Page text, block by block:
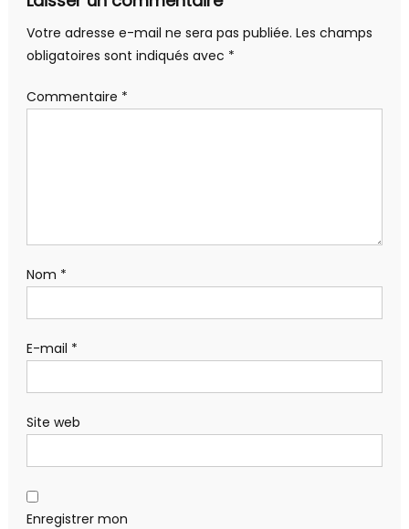
Votre adresse e-mail ne sera pas publiée. Les champs
obligatoires sont indiqués avec *
Commentaire *
Nom *
E-mail *
Site web
Enregistrer mon